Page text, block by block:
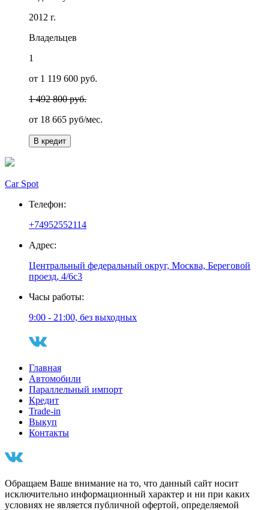
2012 г.
Владельцев
1
от 1 119 600 руб.
1 492 800 руб.
от 18 665 руб/мес.
В кредит
Car Spot
Телефон:
+74952552114
Адрес:
Центральный федеральный округ, Москва, Береговой
проезд, 4/6с3
Часы работы:
9:00 - 21:00, без выходных
Главная
Автомобили
Параллельный импорт
Кредит
Trade-in
Выкуп
Контакты
Обращаем Ваше внимание на то, что данный сайт носит
исключительно информационный характер и ни при каких
условиях не является публичной офертой, определяемой